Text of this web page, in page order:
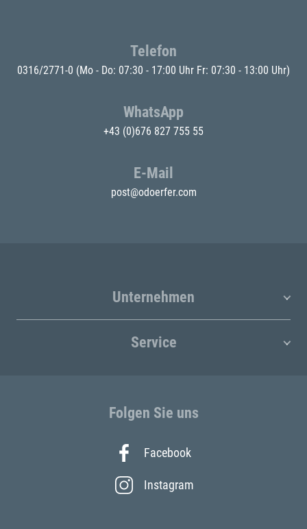
Telefon
0316/2771-0 (Mo - Do: 07:30 - 17:00 Uhr Fr: 07:30 - 13:00 Uhr)
WhatsApp
+43 (0)676 827 755 55
E-Mail
post@odoerfer.com
Unternehmen
Service
Folgen Sie uns
Facebook
Instagram